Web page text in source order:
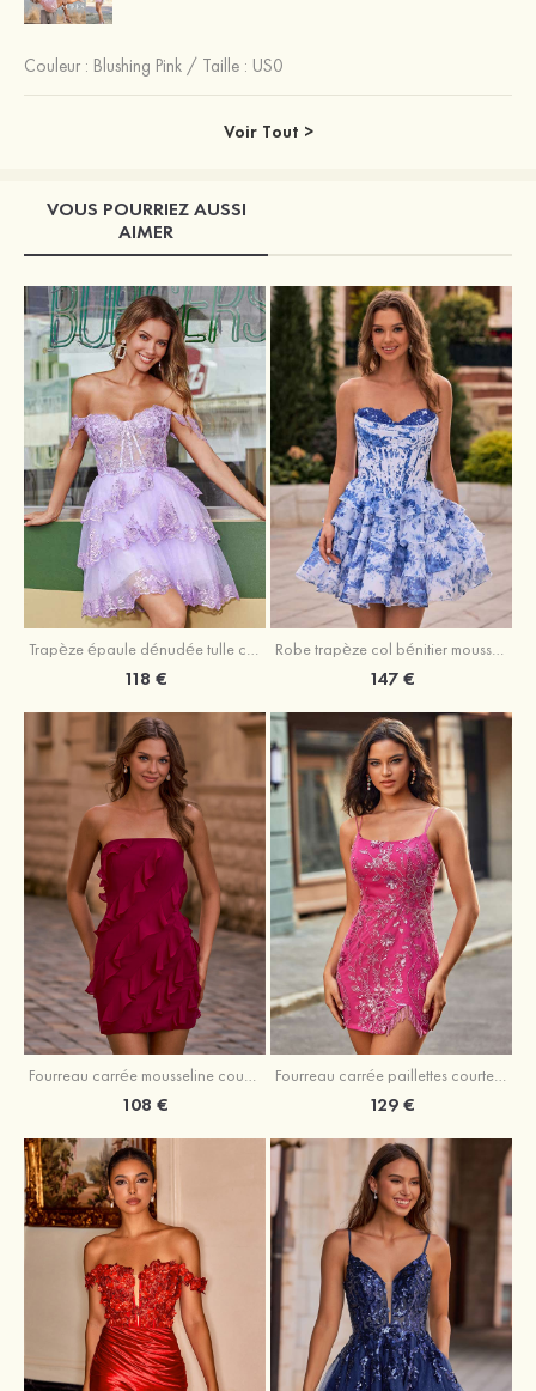
Couleur : Blushing Pink / Taille : US0
Voir Tout >
VOUS POURRIEZ AUSSI
AIMER
Trapèze épaule dénudée tulle courte/mini robe de fête de la rentrée avec paillettes
118 €
Robe trapèze col bénitier mousseline courte/mini robe de fête de la rentrée avec appliqué
147 €
Fourreau carrée mousseline courte/mini robe de fête de la rentré avec volants
108 €
Fourreau carrée paillettes courte/mini robe de fête de la rentrée
129 €